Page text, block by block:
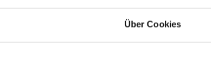
Über Cookies
dann, wenn es um den Erwerb von
wird eine steuerliche
in einer gängigen Fremdsprache (z. B.